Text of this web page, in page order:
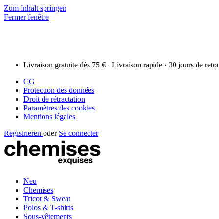
Zum Inhalt springen
Fermer fenêtre
Livraison gratuite dès 75 € · Livraison rapide · 30 jours de
CG
Protection des données
Droit de rétractation
Paramètres des cookies
Mentions légales
Registrieren oder Se connecter
Neu
Chemises
Tricot & Sweat
Polos & T-shirts
Sous-vêtements